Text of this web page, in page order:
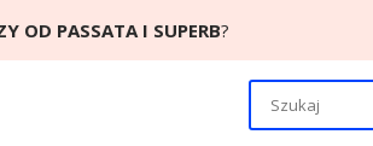
OD PASSATA I SUPERB?